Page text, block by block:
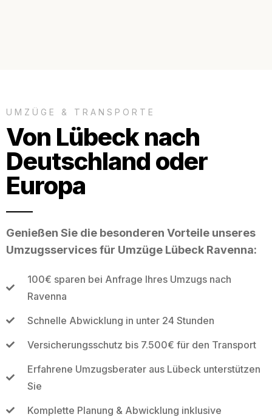
UMZÜGE & TRANSPORTE
Von Lübeck nach
Deutschland oder
Europa
Genießen Sie die besonderen Vorteile unseres
Umzugsservices für Umzüge Lübeck Ravenna:
100€ sparen bei Anfrage Ihres Umzugs nach
Ravenna
Schnelle Abwicklung in unter 24 Stunden
Versicherungsschutz bis 7.500€ für den Transport
Erfahrene Umzugsberater aus Lübeck unterstützen
Sie
Komplette Planung & Abwicklung inklusive